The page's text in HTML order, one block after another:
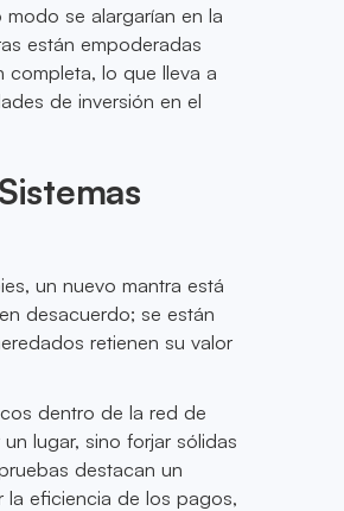
se alargarían en la
están empoderadas
completa, lo que lleva a
de inversión en el
un nuevo mantra está
desacuerdo; se están
retienen su valor
dentro de la red de
lugar, sino forjar sólidas
destacan un
eficiencia de los pagos,